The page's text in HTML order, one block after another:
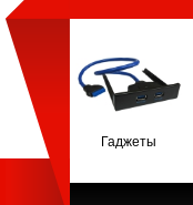
Гаджеты